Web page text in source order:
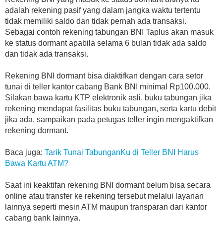
adalah rekening pasif yang dalam jangka waktu tertentu
tidak memiliki saldo dan tidak pernah ada transaksi.
Sebagai contoh rekening tabungan BNI Taplus akan masuk
ke status dormant apabila selama 6 bulan tidak ada saldo
dan tidak ada transaksi.
Rekening BNI dormant bisa diaktifkan dengan cara setor
tunai di teller kantor cabang Bank BNI minimal Rp100.000.
Silakan bawa kartu KTP elektronik asli, buku tabungan jika
rekening mendapat fasilitas buku tabungan, serta kartu debit
jika ada, sampaikan pada petugas teller ingin mengaktifkan
rekening dormant.
Baca juga: Tarik Tunai TabunganKu di Teller BNI Harus
Bawa Kartu ATM?
Saat ini keaktifan rekening BNI dormant belum bisa secara
online atau transfer ke rekening tersebut melalui layanan
lainnya seperti mesin ATM maupun transparan dari kantor
cabang bank lainnya.